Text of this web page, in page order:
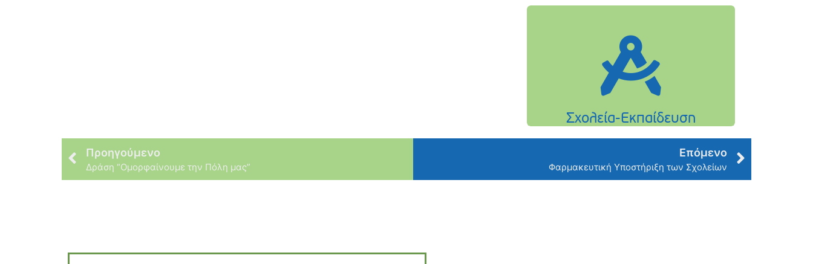
Προηγούμενο
Δράση “Ομορφαίνουμε την Πόλη μας”
Επόμενο
Φαρμακευτική Υποστήριξη των Σχολείων